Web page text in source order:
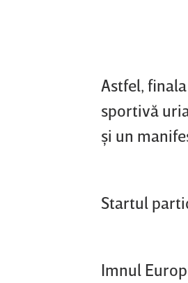
Astfel,
sportivă
şi un
Startul
Imnul